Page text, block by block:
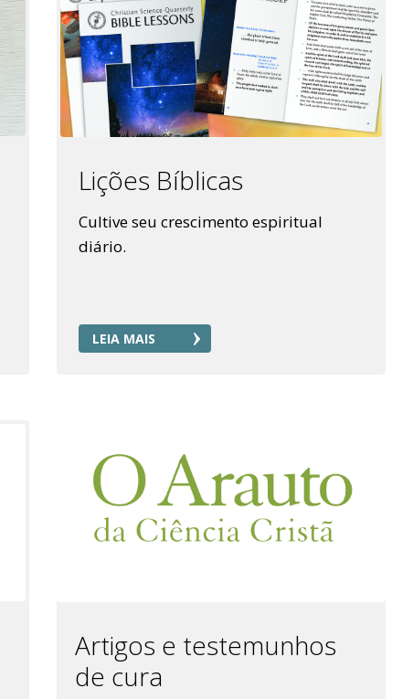
Lições Bíblicas
Cultive seu crescimento espiritual
diário.
LEIA MAIS
Artigos e testemunhos
de cura